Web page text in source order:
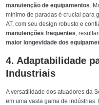
manutenção de equipamentos .
mínimo de paradas é crucial para
AT, com seu design robusto e
manutenções frequentes ,
maior longevidade dos
4. Adaptabilidade
Industriais
A versatilidade dos atuadores da
em uma vasta gama de